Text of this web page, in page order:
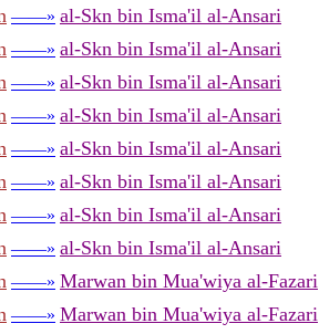
——» al-Skn bin Isma'il al-Ansari
——» al-Skn bin Isma'il al-Ansari
——» al-Skn bin Isma'il al-Ansari
——» al-Skn bin Isma'il al-Ansari
——» al-Skn bin Isma'il al-Ansari
——» al-Skn bin Isma'il al-Ansari
——» al-Skn bin Isma'il al-Ansari
——» al-Skn bin Isma'il al-Ansari
——» Marwan bin Mua'wiya al-Fazari
——» Marwan bin Mua'wiya al-Fazari